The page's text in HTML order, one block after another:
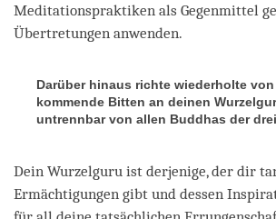
Meditationspraktiken als Gegenmittel
Übertretungen anwenden.
Darüber hinaus richte wiederholte von
kommende Bitten an deinen
untrennbar von allen Buddhas der
Dein Wurzelguru ist derjenige, der dir
Ermächtigungen gibt und dessen